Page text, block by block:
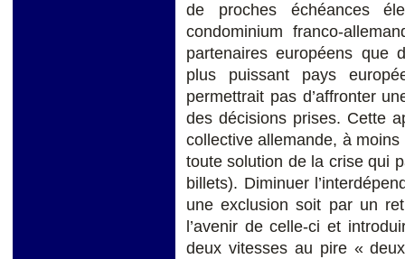
de proches échéances
condominium franco-
partenaires européens que
plus puissant pays
permettrait pas d’affronter
des décisions prises. Cette
collective allemande, à
toute solution de la crise qui
billets). Diminuer
une exclusion soit par un
l’avenir de celle-ci et
deux vitesses au pire «